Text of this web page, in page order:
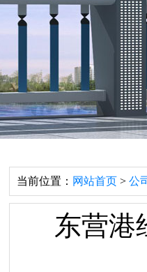
当前位置： 网站首页 > 公
东营港